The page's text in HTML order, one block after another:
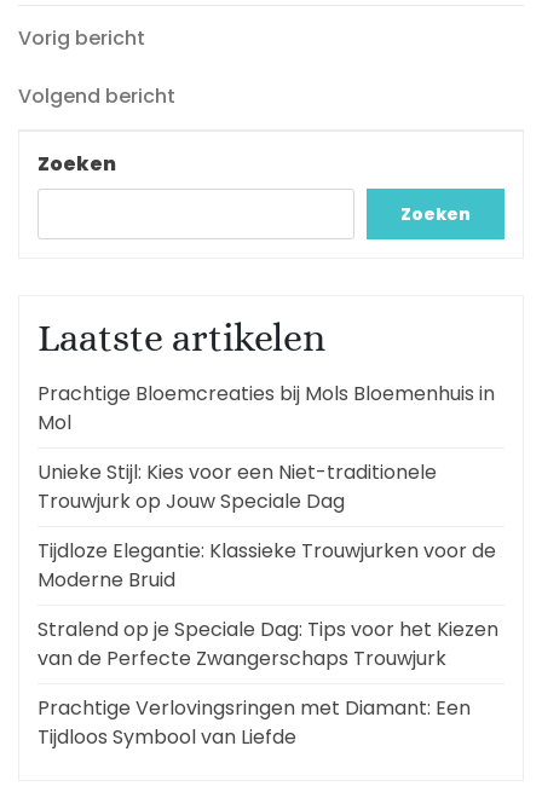
Berichtnavigatie
Vorig
Vorig bericht
Volgend
Volgend bericht
Zoeken
Zoeken
Laatste artikelen
Prachtige Bloemcreaties bij Mols Bloemenhuis in
Mol
Unieke Stijl: Kies voor een Niet-traditionele
Trouwjurk op Jouw Speciale Dag
Tijdloze Elegantie: Klassieke Trouwjurken voor de
Moderne Bruid
Stralend op je Speciale Dag: Tips voor het Kiezen
van de Perfecte Zwangerschaps Trouwjurk
Prachtige Verlovingsringen met Diamant: Een
Tijdloos Symbool van Liefde